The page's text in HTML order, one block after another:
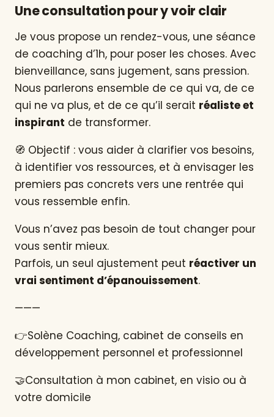
Une consultation pour y voir clair
Je vous propose un rendez-vous, une séance
de coaching d’1h, pour poser les choses. Avec
bienveillance, sans jugement, sans pression.
Nous parlerons ensemble de ce qui va, de ce
qui ne va plus, et de ce qu’il serait réaliste et
inspirant de transformer.
🧭 Objectif : vous aider à clarifier vos besoins,
à identifier vos ressources, et à envisager les
premiers pas concrets vers une rentrée qui
vous ressemble enfin.
Vous n’avez pas besoin de tout changer pour
vous sentir mieux.
Parfois, un seul ajustement peut réactiver un
vrai sentiment d’épanouissement.
———
👉Solène Coaching, cabinet de conseils en
développement personnel et professionnel
🤝Consultation à mon cabinet, en visio ou à
votre domicile